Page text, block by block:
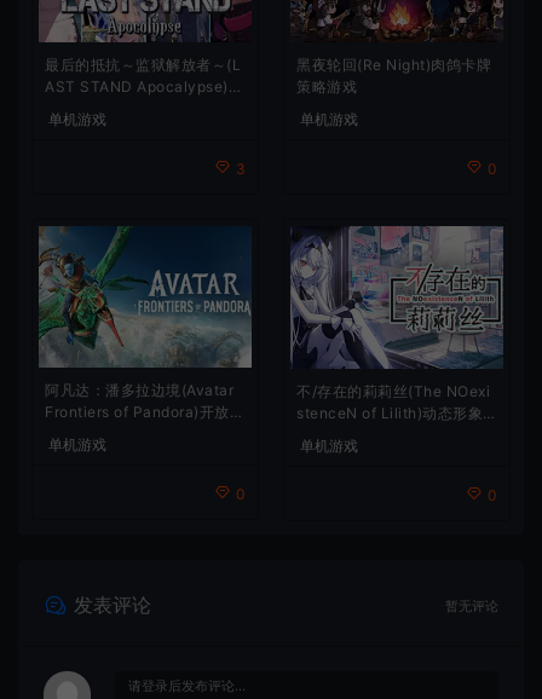
最后的抵抗～监狱解放者～(L
AST STAND Apocalypse)卡
通动作幸存者游戏
单机游戏
3
黑夜轮回(Re Night)肉鸽卡牌
策略游戏
单机游戏
0
阿凡达：潘多拉边境(Avatar
Frontiers of Pandora)开放世
界冒险游戏
单机游戏
0
不/存在的莉莉丝(The NOexi
stenceN of Lilith)动态形象
单机游戏
0
发表评论 暂无评论